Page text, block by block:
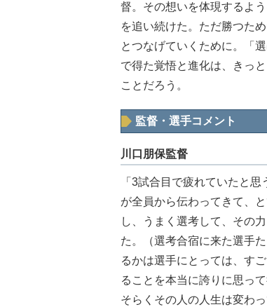
督。その想いを体現するよ
を追い続けた。ただ勝つた
とつなげていくために。「
で得た覚悟と進化は、きっ
ことだろう。
監督・選手コメント
川口朋保監督
「3試合目で疲れていたと
が全員から伝わってきて、
し、うまく選考して、その
た。（選考合宿に来た選手
るかは選手にとっては、す
ることを本当に誇りに思っ
そらくその人の人生は変わ